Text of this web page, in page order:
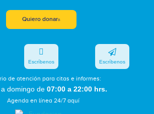
Quiero donar
de atención para citas e informes:
domingo de 07:00 a 22:00 hrs.
Agenda en línea 24/7 aquí
Escríbenos Escríbenos